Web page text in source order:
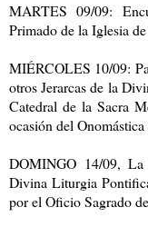
MARTES 09/09:
Primado de la Iglesia
MIÉRCOLES 10/09:
otros Jerarcas de la
Catedral de la Sacra
ocasión del
DOMINGO 14/09,
Divina Liturgia
por el Oficio Sagrado